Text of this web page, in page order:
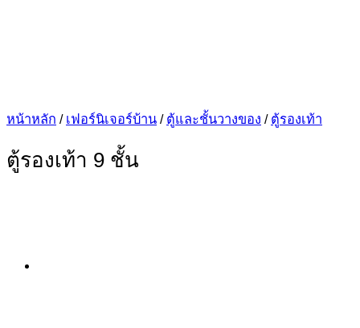
หน้าหลัก / เฟอร์นิเจอร์บ้าน / ตู้และชั้นวางของ / ตู้รองเท้า
ตู้รองเท้า 9 ชั้น